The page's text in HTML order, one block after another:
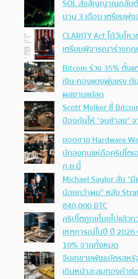
SOL ส่งสัญญาณกลับตั
นาน 3 เดือน เตรียมพุ่
CLARITY Act ได้วันโ
เตรียมพิจารณาร่างก
Bitcoin ร่วง 35% ตั้ง
เงิน-ทองแดงพุ่งแรง
ผลงานแย่สุด
Scott Melker ชี้
ป้องกันให้ “จนช้าลง”
ยอดขาย Hardware
นักลงทุนแห่ถือคริปโตเ
ก.ย.นี้
Michael Saylor ลั่น “
น้อยกว่าผม” หลัง
840,000 BTC
คริปโตถูกขโมยไปแล้ว
เหตุการณ์ในปี ปี 2026
10% จากทั้งหมด
จีนเทขายพันธบัตรสห
เดินหน้าสะสมทองคำต่